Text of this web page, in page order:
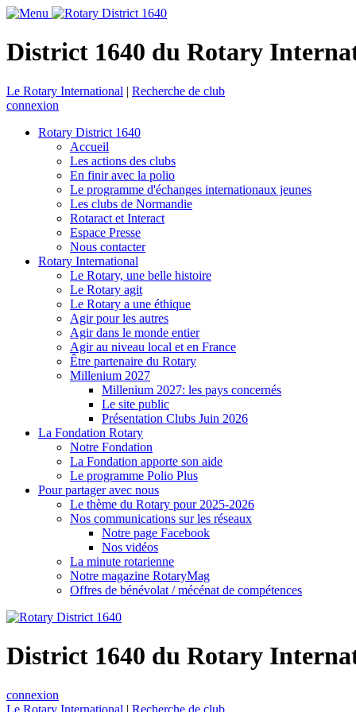
District 1640 du Rotary
Le Rotary International | Recherche de club
connexion
Rotary District 1640
Accueil
Les actions des clubs
En finir avec la polio
Le programme d'échanges internationaux jeunes
Les clubs de Normandie
Rotaract et Interact
Espace Presse
Nous contacter
Rotary International
Le Rotary, une belle histoire
Le Rotary agit
Le Rotary a une éthique
Agir pour les autres
Agir dans le monde entier
Agir au niveau local et en France
Être partenaire du Rotary
Millenium 2027
Millenium 2027: les pays concernés
Le site public
Présentation Clubs Juin 2026
La Fondation Rotary
Notre Fondation
La Fondation apporte son aide
Le programme Polio Plus
Pour partager avec nous
Le thème du Rotary pour 2025-2026
Nos communications sur les réseaux
Notre page Facebook
Nos vidéos
La minute rotarienne
Notre magazine RotaryMag
Offres de bénévolat / mécénat de compétences
District 1640 du Rotary
connexion
Le Rotary International | Recherche de club